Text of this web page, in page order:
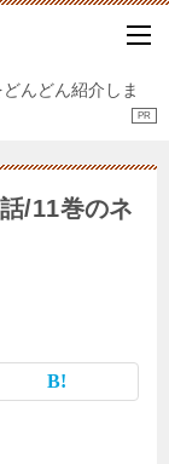
んどん紹介しま
/11巻のネ